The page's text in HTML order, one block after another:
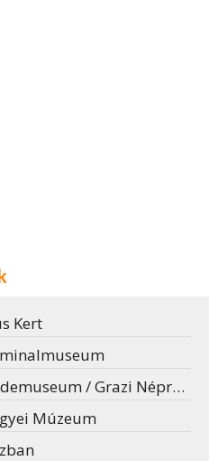
Kert
/ Grazi Néprajzi Múzeum
Múzeum